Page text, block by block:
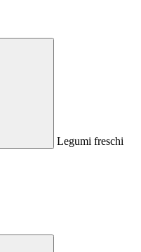
Legumi freschi